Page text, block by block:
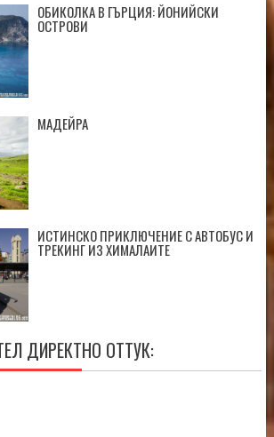
ОБИКОЛКА В ГЪРЦИЯ: ЙОНИЙСКИ
ОСТРОВИ
МАДЕЙРА
ИСТИНСКО ПРИКЛЮЧЕНИЕ С АВТОБУС И
ТРЕКИНГ ИЗ ХИМАЛАИТЕ
ДИРЕКТНО ОТТУК: